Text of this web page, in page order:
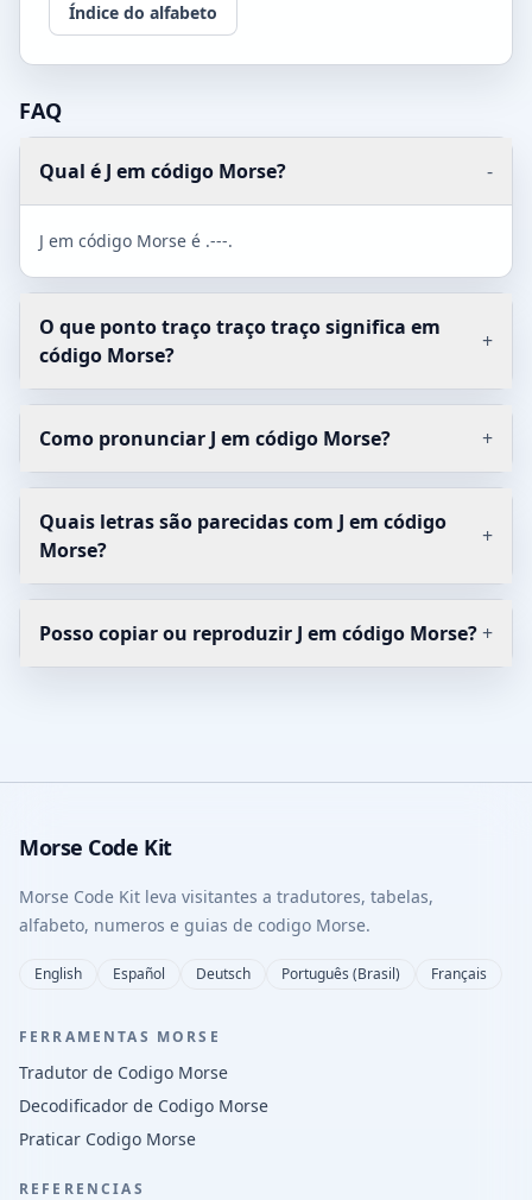
Índice do alfabeto
FAQ
Qual é J em código Morse? -
J em código Morse é .---.
O que ponto traço traço traço significa em
código Morse?
+
Como pronunciar J em código Morse? +
Quais letras são parecidas com J em código
Morse?
+
Posso copiar ou reproduzir J em código Morse?+
Morse Code Kit
Morse Code Kit leva visitantes a tradutores, tabelas,
alfabeto, numeros e guias de codigo Morse.
English Español Deutsch Português (Brasil) Français
FERRAMENTAS MORSE
Tradutor de Codigo Morse
Decodificador de Codigo Morse
Praticar Codigo Morse
REFERENCIAS